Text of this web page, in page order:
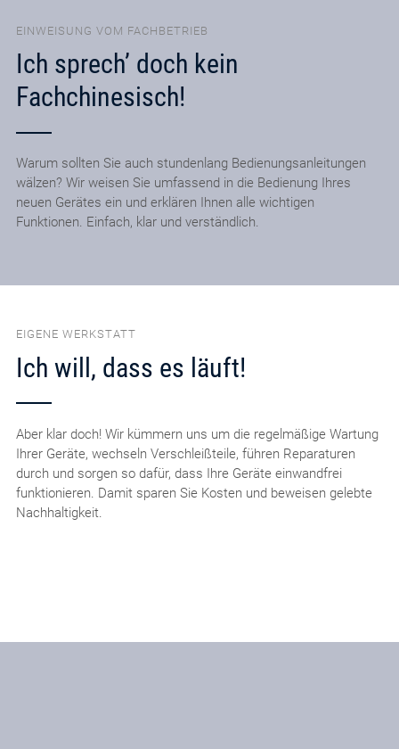
EINWEISUNG VOM FACHBETRIEB
Ich sprech’ doch kein
Fachchinesisch!
Warum sollten Sie auch stundenlang Bedienungsanleitungen
wälzen? Wir weisen Sie umfassend in die Bedienung Ihres
neuen Gerätes ein und erklären Ihnen alle wichtigen
Funktionen. Einfach, klar und verständlich.
EIGENE WERKSTATT
Ich will, dass es läuft!
Aber klar doch! Wir kümmern uns um die regelmäßige Wartung
Ihrer Geräte, wechseln Verschleißteile, führen Reparaturen
durch und sorgen so dafür, dass Ihre Geräte einwandfrei
funktionieren. Damit sparen Sie Kosten und beweisen gelebte
Nachhaltigkeit.